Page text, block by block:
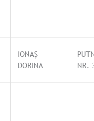
IONAȘ
DORINA
NR.